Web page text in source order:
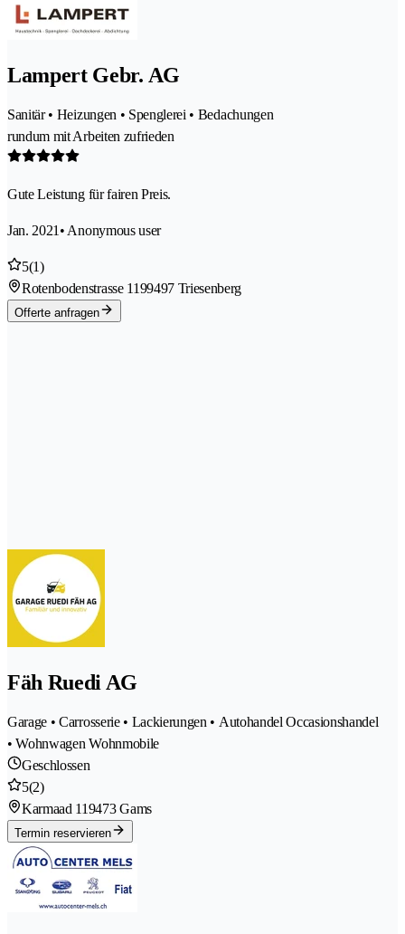
Lampert Gebr. AG
Sanitär • Heizungen • Spenglerei • Bedachungen
rundum mit Arbeiten zufrieden
Gute Leistung für fairen Preis.
Jan. 2021 • Anonymous user
5(1)
Rotenbodenstrasse 1199497 Triesenberg
Offerte anfragen
Fäh Ruedi AG
Garage • Carrosserie • Lackierungen • Autohandel Occasionshandel
• Wohnwagen Wohnmobile
Geschlossen
5(2)
Karmaad 119473 Gams
Termin reservieren